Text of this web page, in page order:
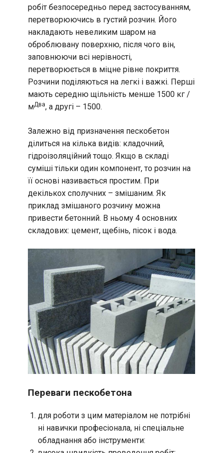
робіт безпосередньо перед застосуванням,
перетворюючись в густий розчин. Його
накладають невеликим шаром на
оброблювану поверхню, після чого він,
заповнюючи всі нерівності,
перетворюється в міцне рівне покриття.
Розчини поділяються на легкі і важкі. Перші
мають середню щільність менше 1500 кг /
мДва, а другі – 1500.
Залежно від призначення пескобетон
ділиться на кілька видів: кладочний,
гідроізоляційний тощо. Якщо в складі
суміші тільки один компонент, то розчин на
її основі називається простим. При
декількох сполучних – змішаним. Як
приклад змішаного розчину можна
привести бетонний. В ньому 4 основних
складових: цемент, щебінь, пісок і вода.
Переваги пескобетона
для роботи з цим матеріалом не потрібні
ні навички професіонала, ні спеціальне
обладнання або інструменти: